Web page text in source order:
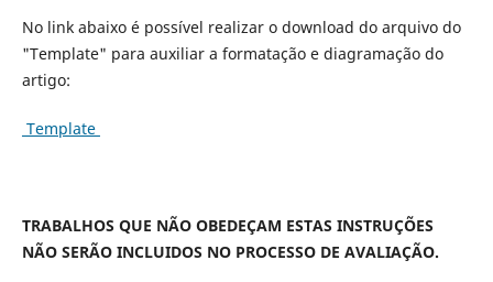
No link abaixo é possível realizar o download do arquivo do
"Template" para auxiliar a formatação e diagramação do
artigo:
Template
TRABALHOS QUE NÃO OBEDEÇAM ESTAS INSTRUÇÕES
NÃO SERÃO INCLUIDOS NO PROCESSO DE AVALIAÇÃO.